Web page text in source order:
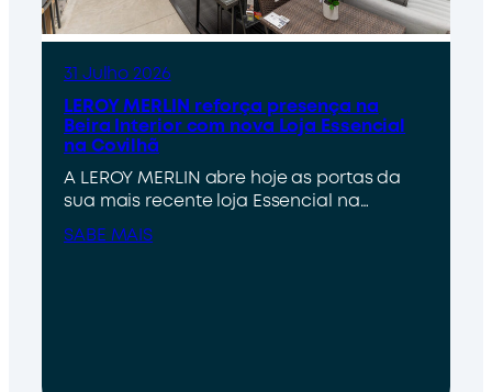
31 Julho 2026
LEROY MERLIN reforça presença na
Beira Interior com nova Loja Essencial
na Covilhã
A LEROY MERLIN abre hoje as portas da
sua mais recente loja Essencial na…
SABE MAIS